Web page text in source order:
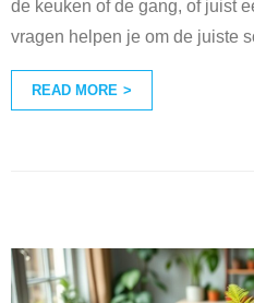
de keuken of de gang, of juist
vragen helpen je om de juiste
READ MORE